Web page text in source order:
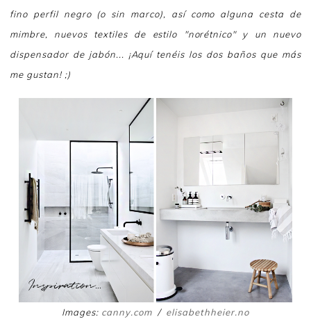
fino perfil negro (o sin marco), así como alguna cesta de
mimbre, nuevos textiles de estilo "norétnico" y un nuevo
dispensador de jabón... ¡Aquí tenéis los dos baños que más
me gustan! ;)
Images: canny.com/ elisabethheier.no